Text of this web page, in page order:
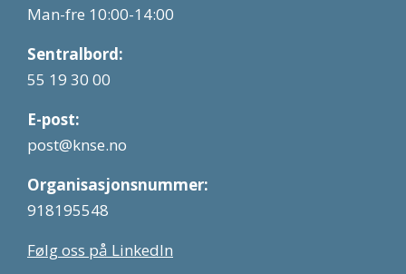
Man-fre 10:00-14:00
Sentralbord:
55 19 30 00
E-post:
post@knse.no
Organisasjonsnummer:
918195548
Følg oss på LinkedIn